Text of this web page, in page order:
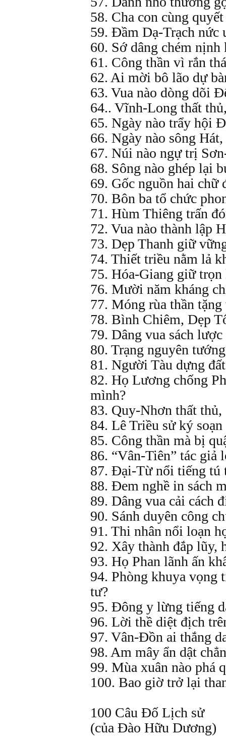
58. Cha con cùng
59. Đầm Dạ-Trạch nức
60. Sớ dâng chém
61. Công thần vì rắn
62. Ai mời bô lão dự
63. Vua nào dòng dõi
64.. Vĩnh-Long thất
65. Ngày nào trẩy hội
66. Ngày nào sông
67. Núi nào ngự trị
68. Sông nào ghép lại
69. Gốc nguồn hai chữ
70. Bôn ba tổ chức
71. Hùm Thiêng trấn
72. Vua nào thành lập
73. Dẹp Thanh giữ
74. Thiết triều nằm lả
75. Hóa-Giang giữ
76. Mười năm kháng
77. Móng rùa thần tặng
78. Bình Chiêm, Dẹp
79. Dâng vua sách
80. Trạng nguyên
81. Người Tàu dựng
82. Họ Lương chống
mình?
83. Quy-Nhơn thất thủ,
84. Lê Triều sử ký
85. Công thần mà bị
86. “Vân-Tiên” tác giả
87. Đại-Từ nổi tiếng tú
88. Đem nghề in sách
89. Dâng vua cải cách
90. Sánh duyên công
91. Thi nhân nổi loạn
92. Xây thành đắp lũy,
93. Họ Phan lãnh ấn
94. Phòng khuya vọng
tư?
95. Đông y lừng tiếng
96. Lời thề diệt địch
97. Vân-Đồn ai thắng
98. Am mây ẩn dật
99. Mùa xuân nào phá
100. Bao giờ trở lại
100 Câu Đố Lịch sử
(của Đào Hữu Dương)